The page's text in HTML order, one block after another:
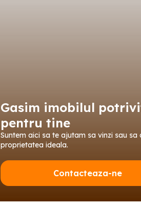
Gasim imobilul
pentru tine
Suntem aici sa te ajutam sa vinzi sau sa
proprietatea ideala.
Contacteaza-ne